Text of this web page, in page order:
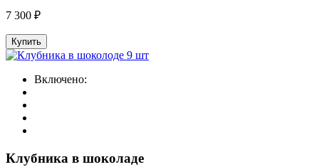
7 300 ₽
Купить
Включено:
Клубника в шоколаде